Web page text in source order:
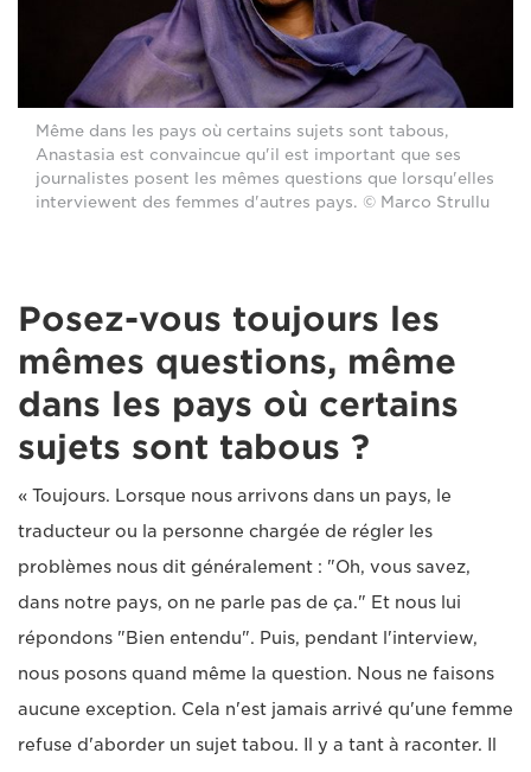
Même dans les pays où certains sujets sont tabous,
Anastasia est convaincue qu'il est important que ses
journalistes posent les mêmes questions que lorsqu'elles
interviewent des femmes d'autres pays. © Marco Strullu
Posez-vous toujours les
mêmes questions, même
dans les pays où certains
sujets sont tabous ?
« Toujours. Lorsque nous arrivons dans un pays, le
traducteur ou la personne chargée de régler les
problèmes nous dit généralement : "Oh, vous savez,
dans notre pays, on ne parle pas de ça." Et nous lui
répondons "Bien entendu". Puis, pendant l'interview,
nous posons quand même la question. Nous ne faisons
aucune exception. Cela n'est jamais arrivé qu'une femme
refuse d'aborder un sujet tabou. Il y a tant à raconter. Il